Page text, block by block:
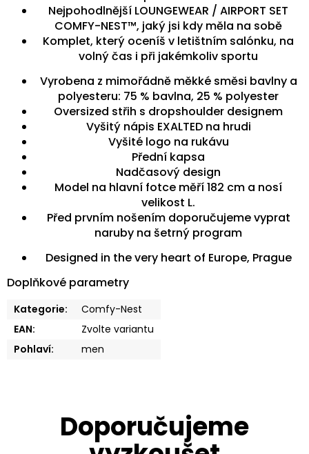
Nejpohodlnější LOUNGEWEAR / AIRPORT SET
COMFY-NEST™, jaký jsi kdy měla na sobě
Komplet, který oceníš v letištním salónku, na
volný čas i při jakémkoliv sportu
Vyrobena z mimořádně měkké směsi bavlny a
polyesteru: 75 % bavlna, 25 % polyester
Oversized střih s dropshoulder designem
Vyšitý nápis EXALTED na hrudi
Vyšité logo na rukávu
Přední kapsa
Nadčasový design
Model na hlavní fotce měří 182 cm a nosí
velikost L.
Před prvním nošením doporučujeme vyprat
naruby na šetrný program
Designed in the very heart of Europe, Prague
Doplňkové parametry
Kategorie:
Comfy-Nest
EAN:
Zvolte variantu
Pohlaví: men